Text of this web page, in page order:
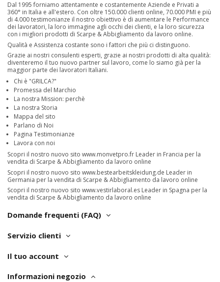
Dal 1995 forniamo attentamente e costantemente Aziende e Privati a
360° in Italia e all'estero. Con oltre 150.000 clienti online, 70.000 PMI e più
di 4.000 testimonianze il nostro obiettivo è di aumentare le Performance
dei lavoratori, la loro immagine agli occhi dei clienti, e la loro sicurezza
con i migliori prodotti di Scarpe & Abbigliamento da lavoro online.
Qualità e Assistenza costante sono i fattori che più ci distinguono.
Grazie ai nostri consulenti esperti, grazie ai nostri prodotti di alta qualità:
diventeremo il tuo nuovo partner sul lavoro, come lo siamo già per la
maggior parte dei lavoratori Italiani.
Chi è "GRILCA?"
Promessa del Marchio
La nostra Mission: perchè
La nostra Storia
Mappa del sito
Parlano di Noi
Pagina Testimonianze
Lavora con noi
Scopri il nostro nuovo sito www.monvetpro.fr Leader in Francia per la
vendita di Scarpe & Abbigliamento da lavoro online
Scopri il nostro nuovo sito www.bestearbeitskleidung.de Leader in
Germania per la vendita di Scarpe & Abbigliamento da lavoro online
Scopri il nostro nuovo sito www.vestirlaboral.es Leader in Spagna per la
vendita di Scarpe & Abbigliamento da lavoro online
Domande frequenti (FAQ)
Servizio clienti
Il tuo account
Informazioni negozio